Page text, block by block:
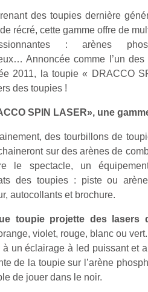
des toupies dernière
récré, cette gamme offre de
: arènes
Annoncée comme l’un
2011, la toupie « DRACCO
des toupies !
SPIN LASER», une
des tourbillons de
sur des arènes de
le spectacle, un
des toupies : piste ou
autocollants et brochure.
toupie projette des lasers
violet, rouge, blanc ou vert.
à un éclairage à led puissant et
de la toupie sur l’arène
de jouer dans le noir.